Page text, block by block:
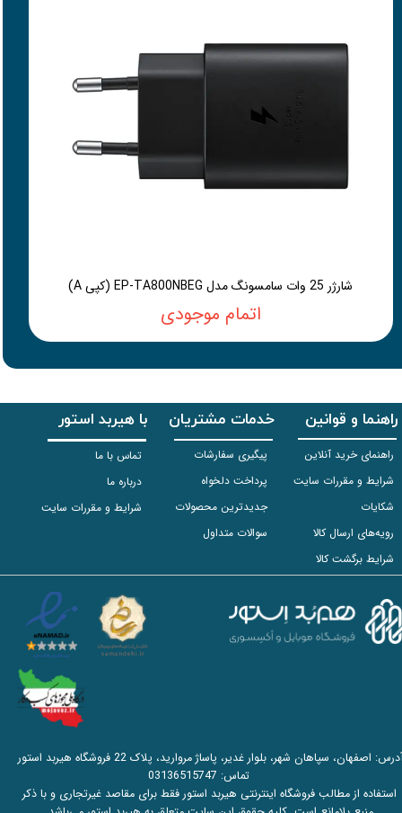
شارژر 25 وات سامسونگ مدل EP-TA800NBEG (کپی A)
اتمام موجودی
راهنما و قوانین
راهنمای خرید آنلاین
شرایط و مقررات سایت
شکایات
رویه‌های ارسال کالا
شرایط برگشت کالا
خدمات مشتریان
پیگیری سفارشات
پرداخت دلخواه
جدیدترین محصولات
سوالات متداول
با هیربد استور
تماس با ما
درباره ما
شرایط و مقررات سایت
آدرس: اصفهان، سپاهان شهر، بلوار غدیر، پاساژ مروارید، پلاک 22 فروشگاه هیربد استور
تماس: 03136515747
استفاده از مطالب فروشگاه اینترنتی هیربد استور فقط برای مقاصد غیرتجاری و با ذکر